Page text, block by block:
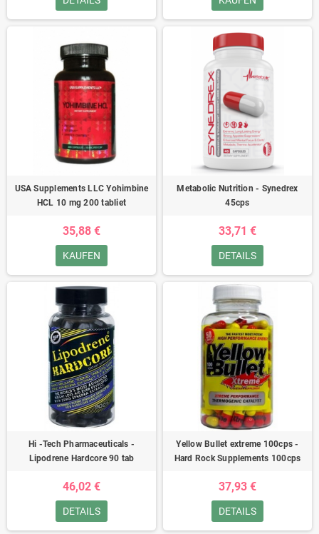
USA Supplements LLC Yohimbine
HCL 10 mg 200 tabliet
35,88 €
KAUFEN
Metabolic Nutrition - Synedrex
45cps
33,71 €
DETAILS
Hi -Tech Pharmaceuticals -
Lipodrene Hardcore 90 tab
46,02 €
DETAILS
Yellow Bullet extreme 100cps -
Hard Rock Supplements 100cps
37,93 €
DETAILS